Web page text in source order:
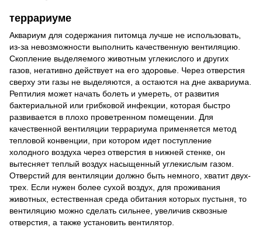
террариуме
Аквариум для содержания питомца лучше не использовать,
из-за невозможности выполнить качественную вентиляцию.
Скопление выделяемого животным углекислого и других
газов, негативно действует на его здоровье. Через отверстия
сверху эти газы не выделяются, а остаются на дне аквариума.
Рептилия может начать болеть и умереть, от развития
бактериальной или грибковой инфекции, которая быстро
развивается в плохо проветренном помещении. Для
качественной вентиляции террариума применяется метод
тепловой конвенции, при котором идет поступление
холодного воздуха через отверстия в нижней стенке, он
вытесняет теплый воздух насыщенный углекислым газом.
Отверстий для вентиляции должно быть немного, хватит двух-
трех. Если нужен более сухой воздух, для проживания
животных, естественная среда обитания которых пустыня, то
вентиляцию можно сделать сильнее, увеличив сквозные
отверстия, а также установить вентилятор.